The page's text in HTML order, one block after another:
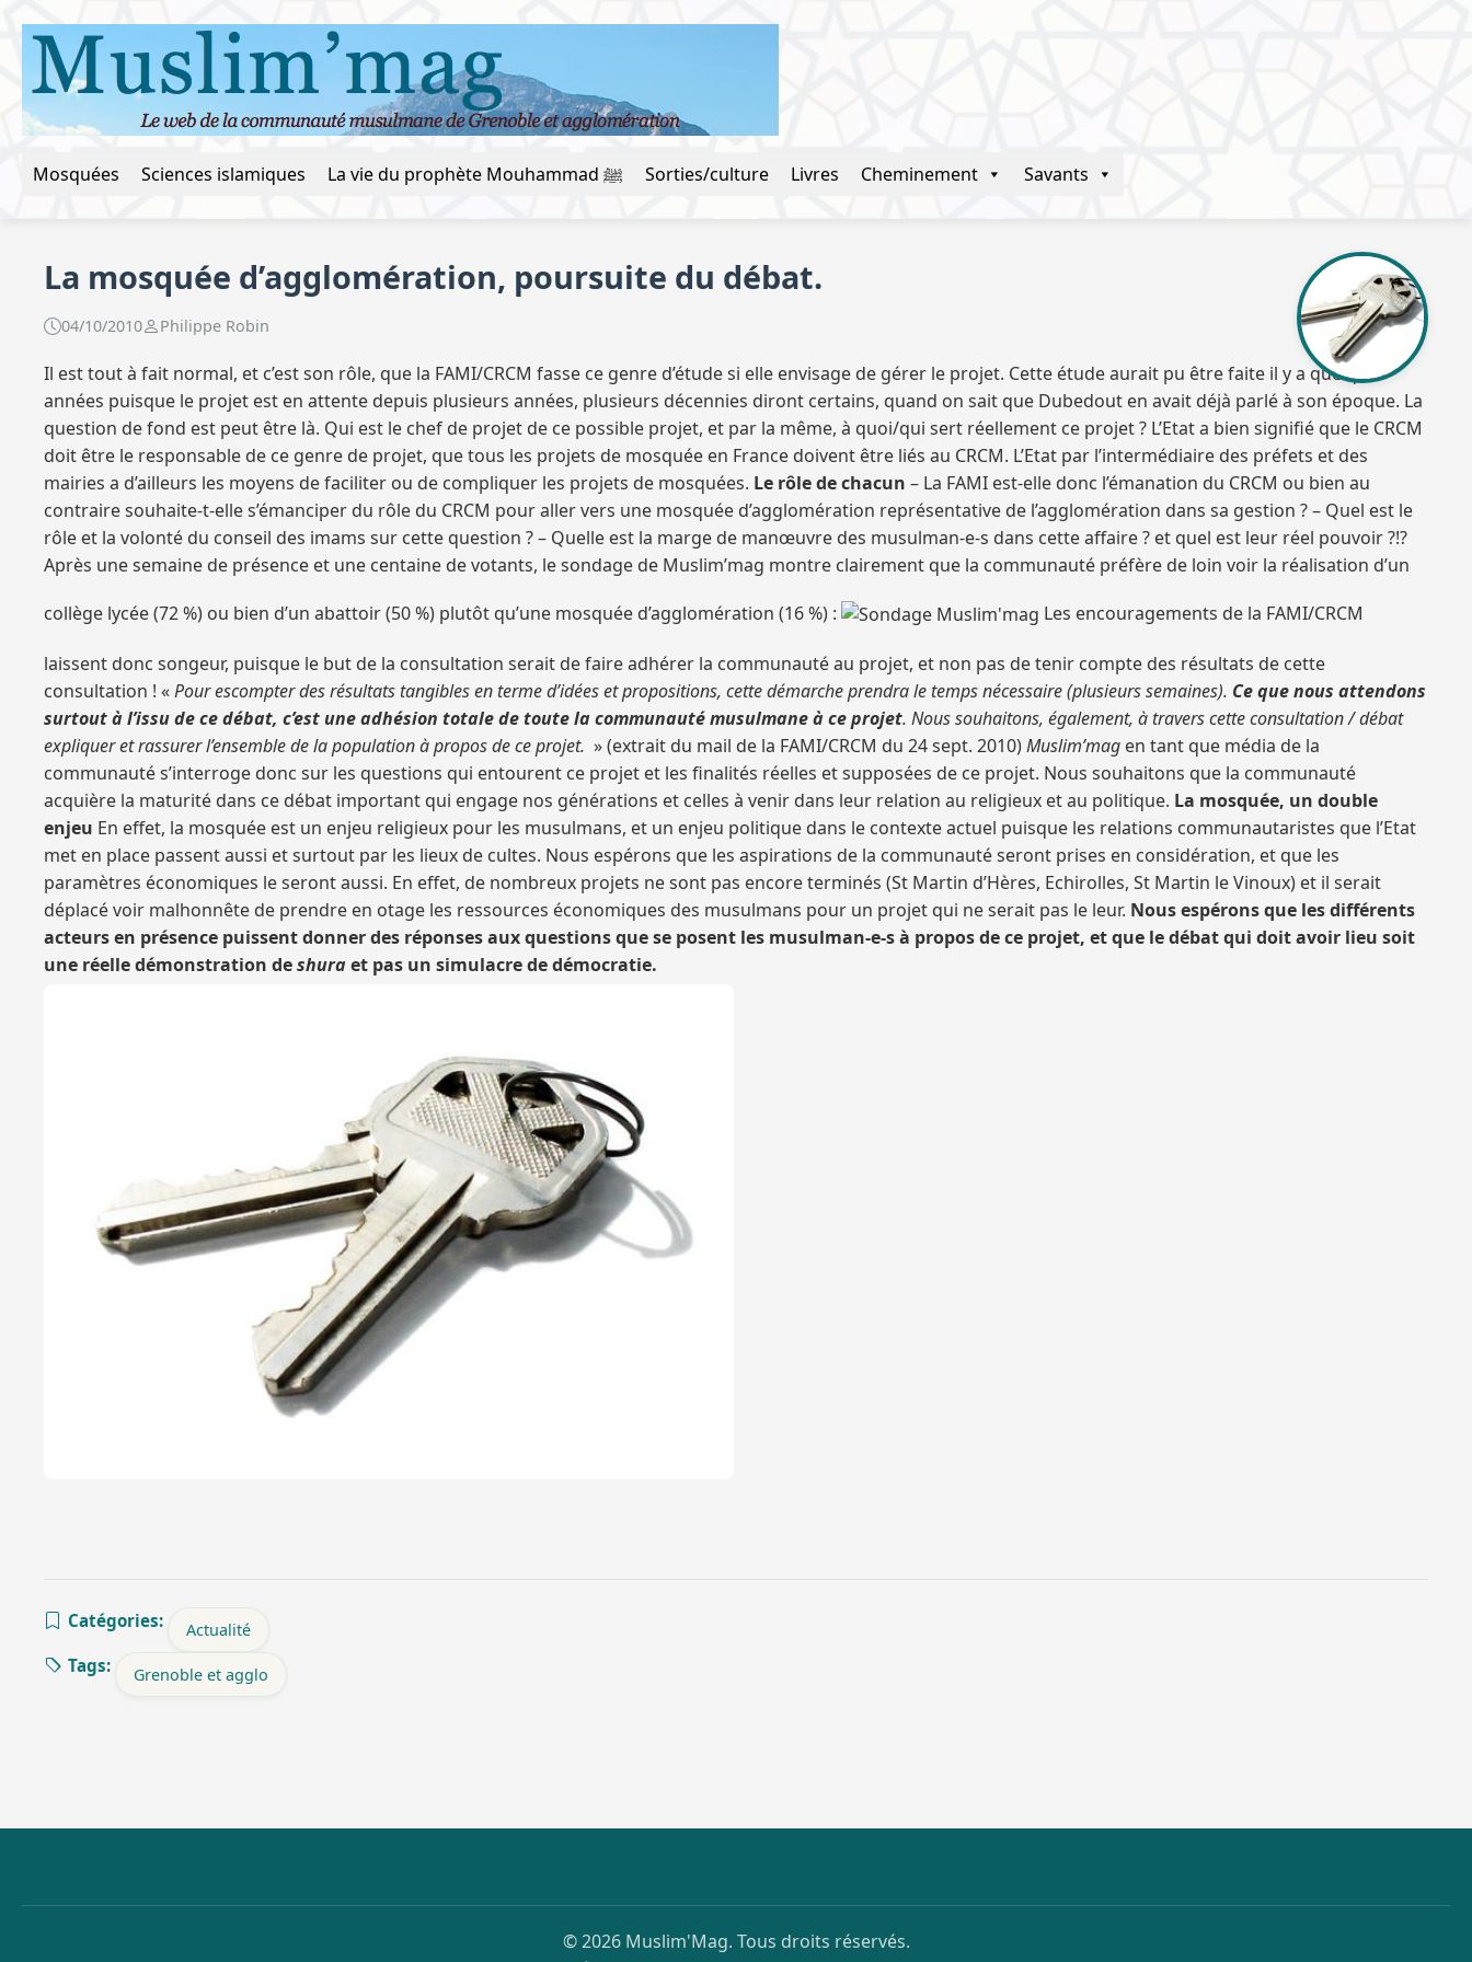
Mosquées Sciences islamiques La vie du prophète Mouhammad ﷺ Sorties/culture Livres Cheminement Savants
La mosquée d’agglomération, poursuite du débat.
04/10/2010 Philippe Robin
Il est tout à fait normal, et c’est son rôle, que la FAMI/CRCM fasse ce genre d’étude si elle envisage de gérer le projet. Cette étude aurait pu être faite il y a quelques
années puisque le projet est en attente depuis plusieurs années, plusieurs décennies diront certains, quand on sait que Dubedout en avait déjà parlé à son époque. La
question de fond est peut être là. Qui est le chef de projet de ce possible projet, et par la même, à quoi/qui sert réellement ce projet ? L’Etat a bien signifié que le CRCM
doit être le responsable de ce genre de projet, que tous les projets de mosquée en France doivent être liés au CRCM. L’Etat par l’intermédiaire des préfets et des
mairies a d’ailleurs les moyens de faciliter ou de compliquer les projets de mosquées. Le rôle de chacun – La FAMI est-elle donc l’émanation du CRCM ou bien au
contraire souhaite-t-elle s’émanciper du rôle du CRCM pour aller vers une mosquée d’agglomération représentative de l’agglomération dans sa gestion ? – Quel est le
rôle et la volonté du conseil des imams sur cette question ? – Quelle est la marge de manœuvre des musulman-e-s dans cette affaire ? et quel est leur réel pouvoir ?!?
Après une semaine de présence et une centaine de votants, le sondage de Muslim’mag montre clairement que la communauté préfère de loin voir la réalisation d’un
collège lycée (72 %) ou bien d’un abattoir (50 %) plutôt qu’une mosquée d’agglomération (16 %) :
Les encouragements de la FAMI/CRCM
laissent donc songeur, puisque le but de la consultation serait de faire adhérer la communauté au projet, et non pas de tenir compte des résultats de cette
consultation ! «Pour escompter des résultats tangibles en terme d’idées et propositions, cette démarche prendra le temps nécessaire (plusieurs semaines). Ce que nous attendons
surtout à l’issu de ce débat, c’est une adhésion totale de toute la communauté musulmane à ce projet. Nous souhaitons, également, à travers cette consultation / débat
expliquer et rassurer l’ensemble de la population à propos de ce projet. » (extrait du mail de la FAMI/CRCM du 24 sept. 2010)Muslim’mag en tant que média de la
communauté s’interroge donc sur les questions qui entourent ce projet et les finalités réelles et supposées de ce projet. Nous souhaitons que la communauté
acquière la maturité dans ce débat important qui engage nos générations et celles à venir dans leur relation au religieux et au politique. La mosquée, un double
enjeu En effet, la mosquée est un enjeu religieux pour les musulmans, et un enjeu politique dans le contexte actuel puisque les relations communautaristes que l’Etat
met en place passent aussi et surtout par les lieux de cultes. Nous espérons que les aspirations de la communauté seront prises en considération, et que les
paramètres économiques le seront aussi. En effet, de nombreux projets ne sont pas encore terminés (St Martin d’Hères, Echirolles, St Martin le Vinoux) et il serait
déplacé voir malhonnête de prendre en otage les ressources économiques des musulmans pour un projet qui ne serait pas le leur. Nous espérons que les différents
acteurs en présence puissent donner des réponses aux questions que se posent les musulman-e-s à propos de ce projet, et que le débat qui doit avoir lieu soit
une réelle démonstration deshuraet pas un simulacre de démocratie.
Catégories: Actualité
Tags: Grenoble et agglo
© 2026 Muslim'Mag. Tous droits réservés.